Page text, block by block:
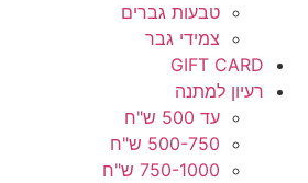
טבעות גברים
צמידי גבר
GIFT CARD
רעיון למתנה
עד 500 ש"ח
500-750 ש"ח
750-1000 ש"ח